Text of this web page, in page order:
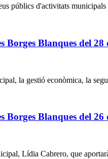
públics d'activitats
Borges Blanques del 28
la gestió econòmica, la
Borges Blanques del 26
Lídia Cabrero, que